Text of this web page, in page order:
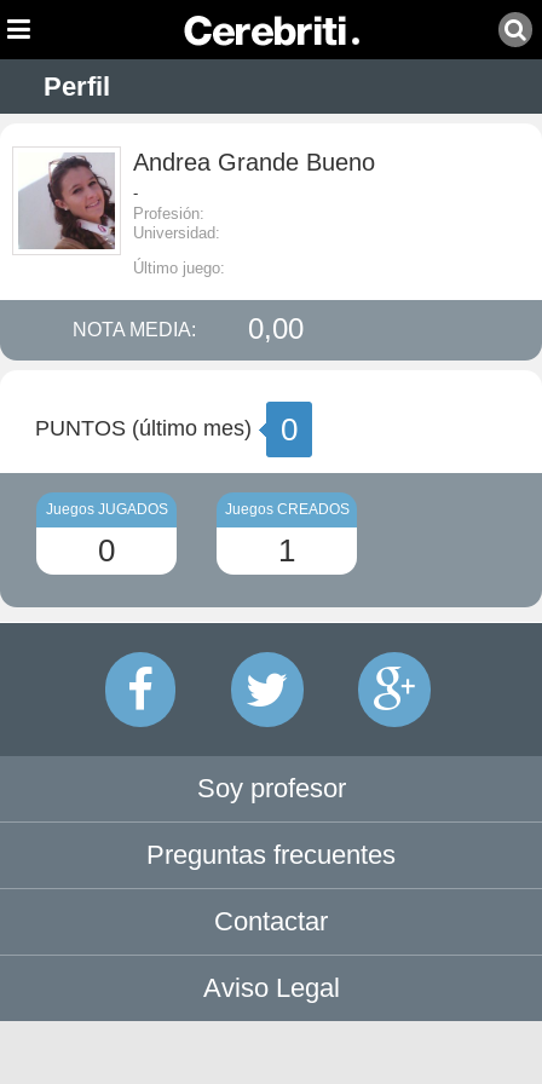
Perfil
Andrea Grande Bueno
-
Profesión:
Universidad:
Último juego:
NOTA MEDIA: 0,00
PUNTOS (último mes) 0
Juegos JUGADOS
0
Juegos CREADOS
1
Soy profesor
Preguntas frecuentes
Contactar
Aviso Legal